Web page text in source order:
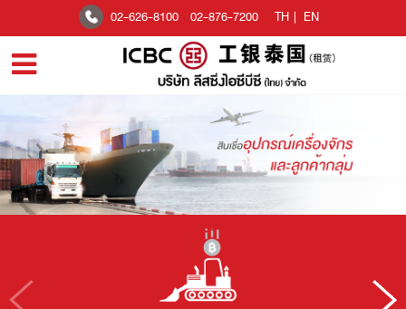
02-626-8100 02-876-7200 TH | EN